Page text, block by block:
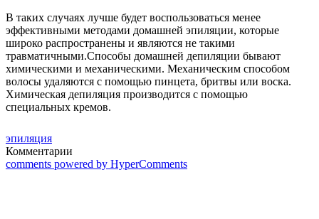
В таких случаях лучше будет воспользоваться менее
эффективными методами домашней эпиляции, которые
широко распространены и являются не такими
травматичными.Способы домашней депиляции бывают
химическими и механическими. Механическим способом
волосы удаляются с помощью пинцета, бритвы или воска.
Химическая депиляция производится с помощью
специальных кремов.
эпиляция
Комментарии
comments powered by HyperComments